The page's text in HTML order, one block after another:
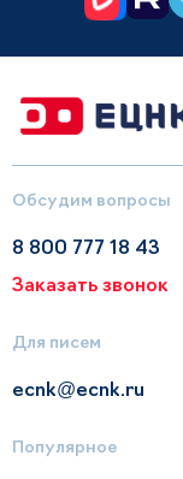
Обсудим вопросы
8 800 777 18 43
Заказать звонок
Для писем
ecnk@ecnk.ru
Популярное